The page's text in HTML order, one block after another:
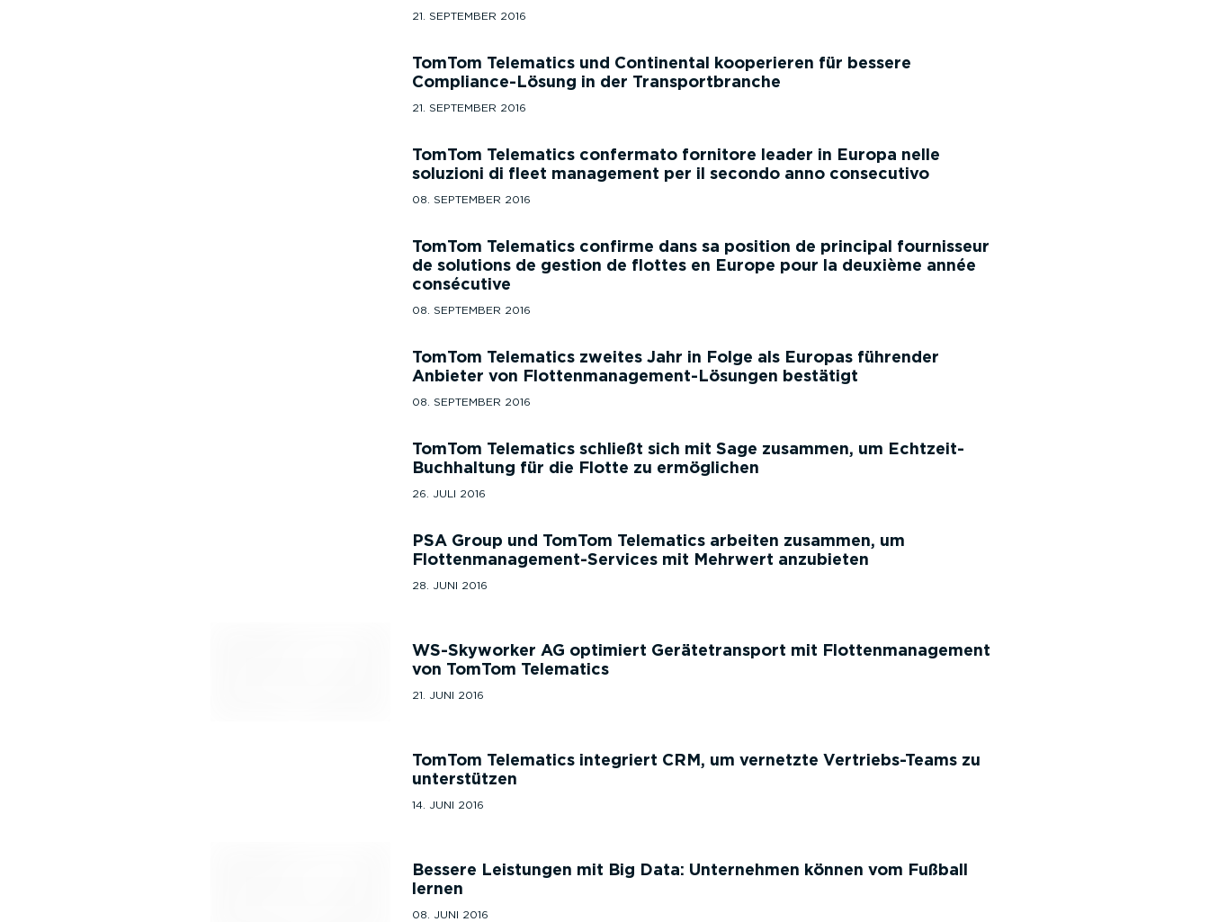
21. SEPTEMBER 2016
TomTom Telematics und Continental kooperieren für bessere
Compliance-Lösung in der Transportbranche
21. SEPTEMBER 2016
TomTom Telematics confermato fornitore leader in Europa nelle
soluzioni di fleet management per il secondo anno consecutivo
08. SEPTEMBER 2016
TomTom Telematics confirme dans sa position de principal fournisseur
de solutions de gestion de flottes en Europe pour la deuxième année
consécutive
08. SEPTEMBER 2016
TomTom Telematics zweites Jahr in Folge als Europas führender
Anbieter von Flottenmanagement-Lösungen bestätigt
08. SEPTEMBER 2016
TomTom Telematics schließt sich mit Sage zusammen, um Echtzeit-
Buchhaltung für die Flotte zu ermöglichen
26. JULI 2016
PSA Group und TomTom Telematics arbeiten zusammen, um
Flottenmanagement-Services mit Mehrwert anzubieten
28. JUNI 2016
WS-Skyworker AG optimiert Gerätetransport mit Flottenmanagement
von TomTom Telematics
21. JUNI 2016
TomTom Telematics integriert CRM, um vernetzte Vertriebs-Teams zu
unterstützen
14. JUNI 2016
Bessere Leistungen mit Big Data: Unternehmen können vom Fußball
lernen
08. JUNI 2016